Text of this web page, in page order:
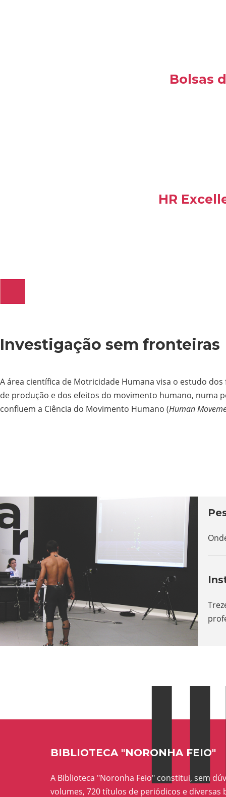
Bolsas
HR
Investigação sem fronteiras
A área científica de Motricidade Humana visa o estudo
de produção e dos efeitos do movimento humano, numa
confluem a Ciência do Movimento Humano (Human
BIBLIOTECA "NORONHA FEIO"
A Biblioteca "Noronha Feio" constitui, sem
volumes, 720 títulos de periódicos e diversas